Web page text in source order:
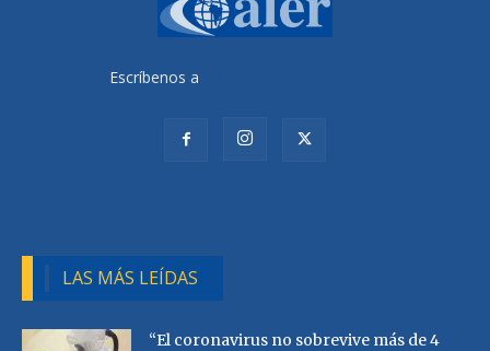
Escríbenos a
LAS MÁS LEÍDAS
“El coronavirus no sobrevive más de 4